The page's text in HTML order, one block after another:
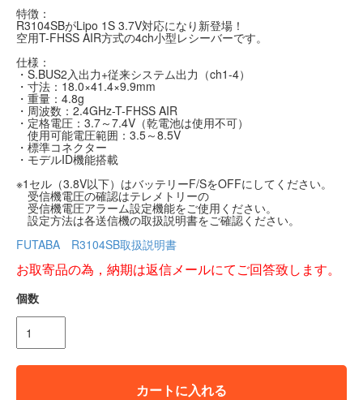
特徴：
R3104SBがLipo 1S 3.7V対応になり新登場！
空用T-FHSS AIR方式の4ch小型レシーバーです。
仕様：
・S.BUS2入出力+従来システム出力（ch1-4）
・寸法：18.0×41.4×9.9mm
・重量：4.8g
・周波数：2.4GHz-T-FHSS AIR
・定格電圧：3.7～7.4V（乾電池は使用不可）
使用可能電圧範囲：3.5～8.5V
・標準コネクター
・モデルID機能搭載
※1セル（3.8V以下）はバッテリーF/SをOFFにしてください。
受信機電圧の確認はテレメトリーの
受信機電圧アラーム設定機能をご使用ください。
設定方法は各送信機の取扱説明書をご確認ください。
FUTABA R3104SB取扱説明書
お取寄品の為，納期は返信メールにてご回答致します。
個数
カートに入れる